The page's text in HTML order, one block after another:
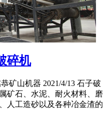
碎机
矿山机器 2021/4/13 石子破
矿石、水泥、耐火材料、磨
人工造砂以及各种冶金渣的